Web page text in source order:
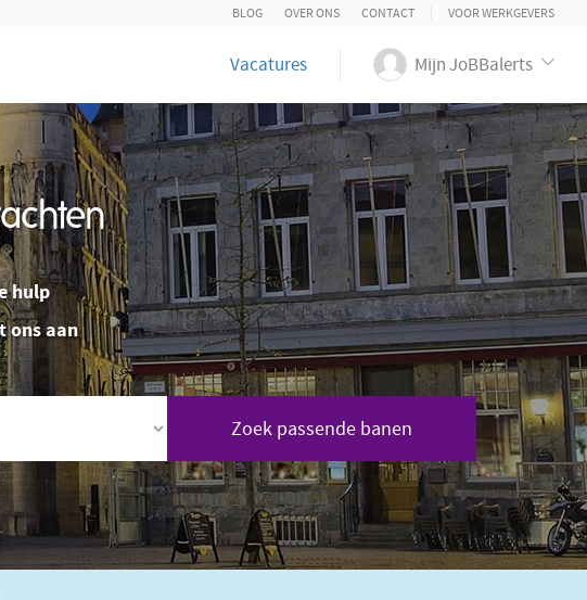
BLOG OVER ONS CONTACT VOOR WERKGEVERS
Vacatures Mijn JoBBalerts
hulp
ons aan
Zoek passende banen